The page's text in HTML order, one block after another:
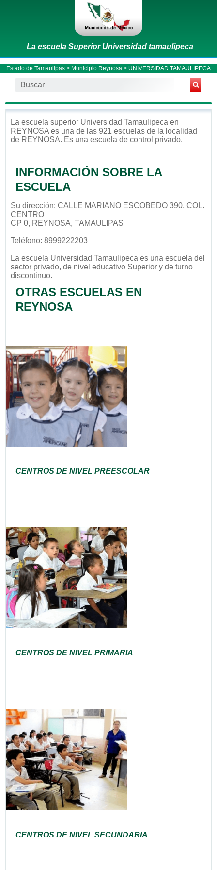
La escuela Superior Universidad tamaulipeca
Estado de Tamaulipas > Municipio Reynosa > UNIVERSIDAD TAMAULIPECA
La escuela superior Universidad Tamaulipeca en
REYNOSA es una de las 921 escuelas de la localidad
de REYNOSA. Es una escuela de control privado.
INFORMACIÓN SOBRE LA
ESCUELA
Su dirección: CALLE MARIANO ESCOBEDO 390, COL.
CENTRO
CP 0, REYNOSA, TAMAULIPAS
Teléfono: 8999222203
La escuela Universidad Tamaulipeca es una escuela del
sector privado, de nivel educativo Superior y de turno
discontinuo.
OTRAS ESCUELAS EN
REYNOSA
CENTROS DE NIVEL PREESCOLAR
CENTROS DE NIVEL PRIMARIA
CENTROS DE NIVEL SECUNDARIA